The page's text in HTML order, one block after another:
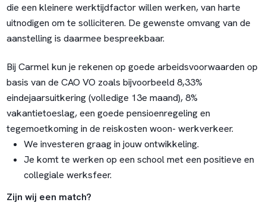
die een kleinere werktijdfactor willen werken, van harte
uitnodigen om te solliciteren. De gewenste omvang van de
aanstelling is daarmee bespreekbaar.
Bij Carmel kun je rekenen op goede arbeidsvoorwaarden op
basis van de CAO VO zoals bijvoorbeeld 8,33%
eindejaarsuitkering (volledige 13e maand), 8%
vakantietoeslag, een goede pensioenregeling en
tegemoetkoming in de reiskosten woon- werkverkeer.
We investeren graag in jouw ontwikkeling.
Je komt te werken op een school met een positieve en
collegiale werksfeer.
Zijn wij een match?